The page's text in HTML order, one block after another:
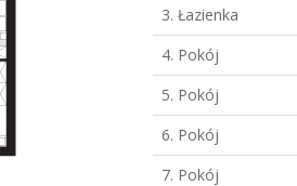
3. Łazienka
4. Pokój
5. Pokój
6. Pokój
7. Pokój